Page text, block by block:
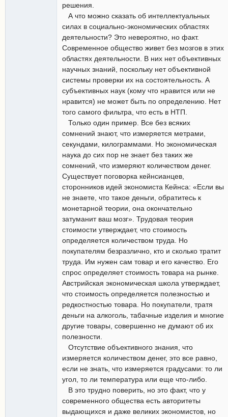
решения.
А что можно сказать об интеллектуальных
силах в социально-экономических областях
деятельности? Это невероятно, но факт.
Современное общество живет без мозгов в этих
областях деятельности. В них нет объективных
научных знаний, поскольку нет объективной
системы проверки их на состоятельность. А
субъективных наук (кому что нравится или не
нравится) не может быть по определению. Нет
того самого фильтра, что есть в НТП.
Только один пример. Все без всяких
сомнений знают, что измеряется метрами,
секундами, килограммами. Но экономическая
наука до сих пор не знает без таких же
сомнений, что измеряют количеством денег.
Существует поговорка кейнсианцев,
сторонников идей экономиста Кейнса: «Если вы
не знаете, что такое деньги, обратитесь к
монетарной теории, она окончательно
затуманит ваш мозг». Трудовая теория
стоимости утверждает, что стоимость
определяется количеством труда. Но
покупателям безразлично, кто и сколько тратит
труда. Им нужен сам товар и его качество. Его
спрос определяет стоимость товара на рынке.
Австрийская экономическая школа утверждает,
что стоимость определяется полезностью и
редкостностью товара. Но покупатели, тратя
деньги на алкоголь, табачные изделия и многие
другие товары, совершенно не думают об их
полезности.
Отсутствие объективного знания, что
измеряется количеством денег, это все равно,
если не знать, что измеряется градусами: то ли
угол, то ли температура или еще что-либо.
В это трудно поверить, но это факт, что у
современного общества есть авторитеты
выдающихся и даже великих экономистов, но